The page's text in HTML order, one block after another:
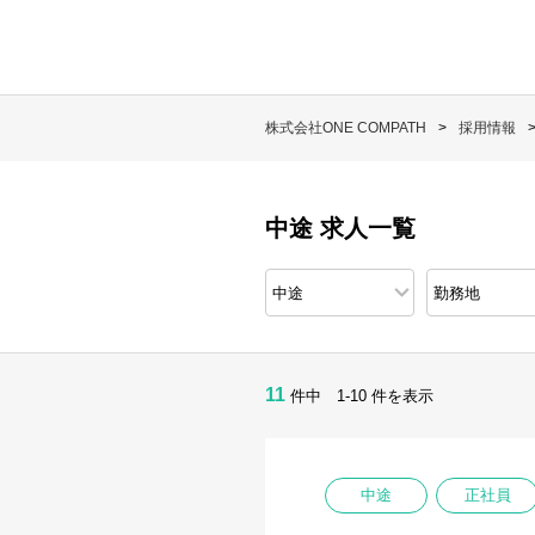
株式会社ONE COMPATH 採用情報
中途 求人一覧
11 件中 1-10 件を表示
中途 正社員